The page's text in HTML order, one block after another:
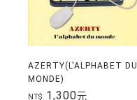
AZERTY(L'ALPHABET DU
MONDE)
NT$ 1,300元